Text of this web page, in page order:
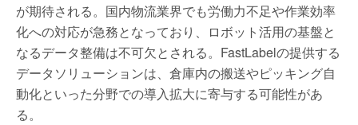
が期待される。国内物流業界でも労働力不足や作業効率
化への対応が急務となっており、ロボット活用の基盤と
なるデータ整備は不可欠とされる。FastLabelの提供する
データソリューションは、倉庫内の搬送やピッキング自
動化といった分野での導入拡大に寄与する可能性があ
る。